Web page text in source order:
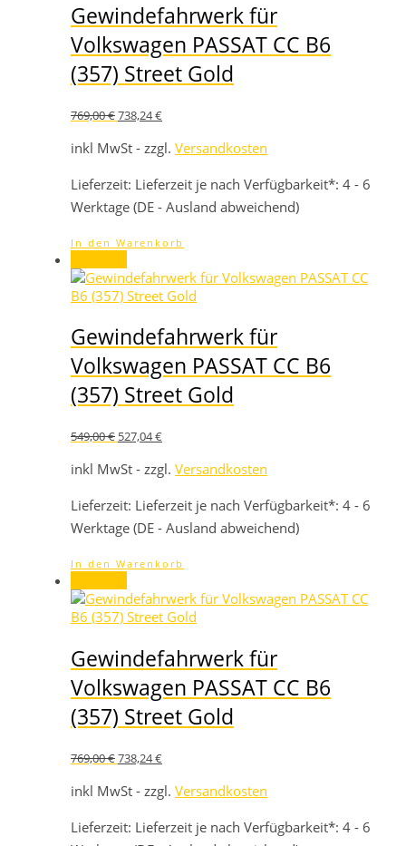
Gewindefahrwerk für
Volkswagen PASSAT CC B6
(357) Street Gold
769,00€Ursprünglicher
war:
769,00 €
738,24€Aktueller
ist:
738,24 €.
inkl MwSt - zzgl. Versandkosten
Lieferzeit: Lieferzeit je nach Verfügbarkeit*: 4 - 6
Werktage (DE - Ausland abweichend)
In den Warenkorb
Gewindefahrwerk für
Volkswagen PASSAT CC B6
(357) Street Gold
549,00€ Ursprünglicher
war:
549,00 €
527,04€Aktueller
ist:
527,04 €.
inkl MwSt - zzgl. Versandkosten
Lieferzeit: Lieferzeit je nach Verfügbarkeit*: 4 - 6
Werktage (DE - Ausland abweichend)
In den Warenkorb
Gewindefahrwerk für
Volkswagen PASSAT CC B6
(357) Street Gold
769,00€Ursprünglicher
war:
769,00 €
738,24€Aktueller
ist:
738,24 €.
inkl MwSt - zzgl. Versandkosten
Lieferzeit: Lieferzeit je nach Verfügbarkeit*: 4 - 6